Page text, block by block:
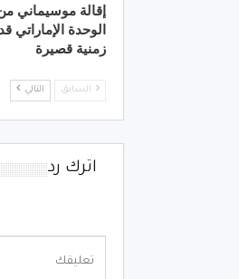
إقالة موسيماني
الوحدة
زمنية قصيرة
السابق التالي
اترك رد